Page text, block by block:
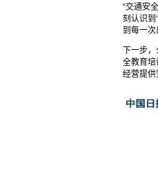
“交通安
刻认识到
到每一次
下一步
全教育培
经营提供